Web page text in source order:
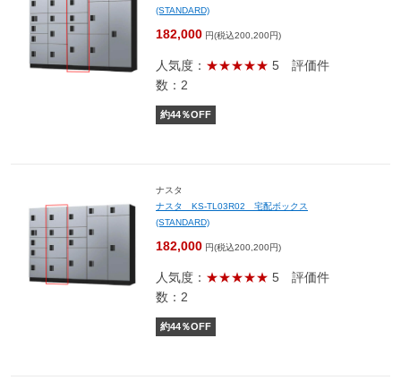
(STANDARD)
182,000 円(税込200,200円)
人気度： ★★★★★ 5 評価件
数：2
約44％OFF
ナスタ
ナスタ KS-TL03R02 宅配ボックス
(STANDARD)
182,000 円(税込200,200円)
人気度： ★★★★★ 5 評価件
数：2
約44％OFF